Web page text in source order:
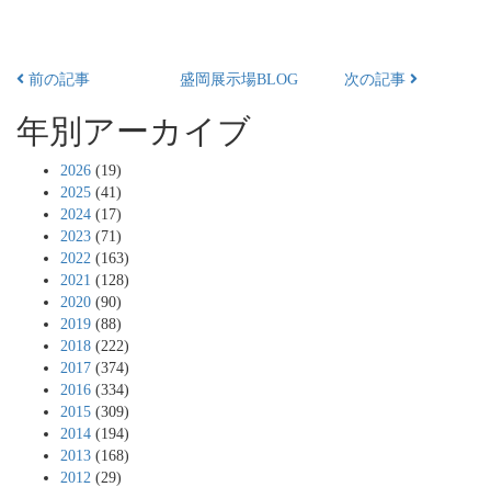
前の記事 盛岡展示場BLOG 次の記事
年別アーカイブ
2026 (19)
2025 (41)
2024 (17)
2023 (71)
2022 (163)
2021 (128)
2020 (90)
2019 (88)
2018 (222)
2017 (374)
2016 (334)
2015 (309)
2014 (194)
2013 (168)
2012 (29)